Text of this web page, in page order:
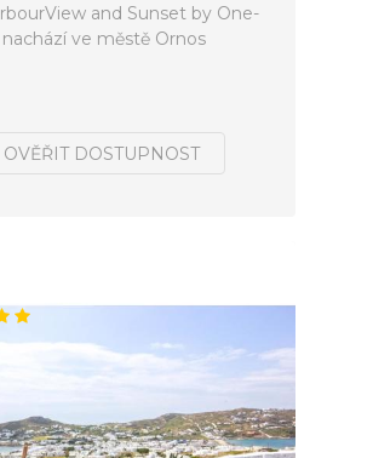
and Sunset by One-
nachází ve městě Ornos
OVĚŘIT DOSTUPNOST